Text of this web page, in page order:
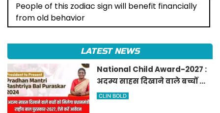
People of this zodiac sign will benefit financially
from old behavior
LATEST NEWS
National Child Award-2027 :
अदम्य साहस दिखाने वाले बच्चों को
मिलेगा प्रधानमंत्री राष्ट्रीय बाल
CLIN BOLD